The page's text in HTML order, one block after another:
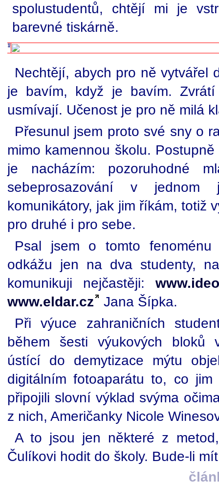
spolustudentů, chtějí mi je
barevné tiskárně.
Nechtějí, abych pro ně vytvářel
je bavím, když je bavím.
usmívají. Učenost je pro ně milá
Přesunul jsem proto své sny o
mimo kamennou školu.
je nacházím: pozoruhodné
sebeprosazování v
komunikátory, jak jim říkám, totiž
pro druhé i pro sebe.
Psal jsem o tomto
odkážu jen na dva studenty,
komunikuji nejčastěji:
www.eldar.cz
Jana Šípka.
Při výuce zahraničních
během šesti výukových bloků
ústící do demytizace mýtu
digitálním fotoaparátu to, co
připojili slovní výklad svýma
z nich, Američanky Nicole
A to jsou jen některé z
Čulíkovi hodit do školy. Bude-li